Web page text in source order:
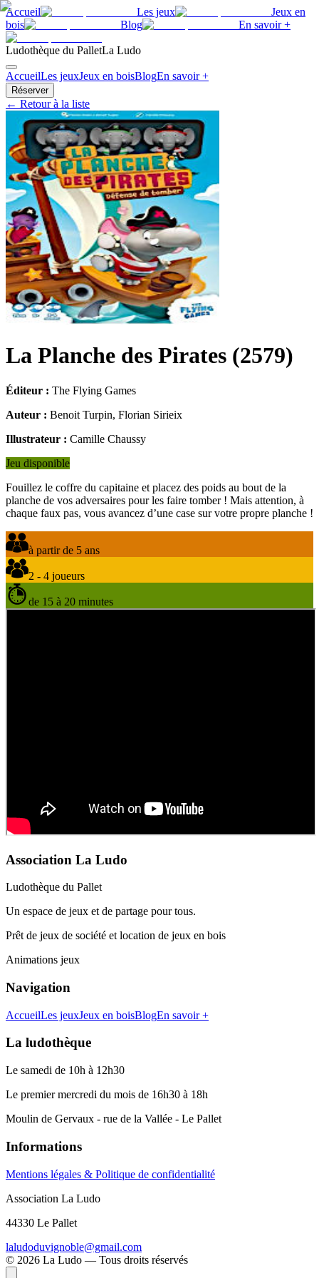
Accueil Les jeux
Jeux en
bois
Blog En savoir +
Ludothèque du PalletLa Ludo
AccueilLes jeuxJeux en boisBlogEn savoir +
Réserver
← Retour à la liste
La Planche des Pirates (2579)
Éditeur : The Flying Games
Auteur : Benoit Turpin, Florian Sirieix
Illustrateur : Camille Chaussy
Jeu disponible
Fouillez le coffre du capitaine et placez des poids au bout de la
planche de vos adversaires pour les faire tomber ! Mais attention, à
chaque faux pas, vous avancez d’une case sur votre propre planche !
à partir de 5 ans
2 - 4 joueurs
de 15 à 20 minutes
Association La Ludo
Ludothèque du Pallet
Un espace de jeux et de partage pour tous.
Prêt de jeux de société et location de jeux en bois
Animations jeux
Navigation
AccueilLes jeuxJeux en boisBlogEn savoir +
La ludothèque
Le samedi de 10h à 12h30
Le premier mercredi du mois de 16h30 à 18h
Moulin de Gervaux - rue de la Vallée - Le Pallet
Informations
Mentions légales & Politique de confidentialité
Association La Ludo
44330 Le Pallet
laludoduvignoble@gmail.com
© 2026 La Ludo — Tous droits réservés